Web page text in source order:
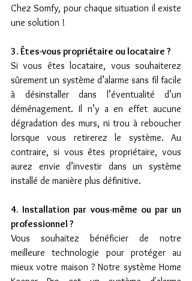
Chez Somfy, pour chaque situation il existe
une solution !
3. Êtes-vous propriétaire ou locataire ?
Si vous êtes locataire, vous souhaiterez
sûrement un système d’alarme sans fil facile
à désinstaller dans l’éventualité d’un
déménagement. Il n’y a en effet aucune
dégradation des murs, ni trou à reboucher
lorsque vous retirerez le système. Au
contraire, si vous êtes propriétaire, vous
aurez envie d’investir dans un système
installé de manière plus définitive.
4. Installation par vous-même ou par un
professionnel ?
Vous souhaitez bénéficier de notre
meilleure technologie pour protéger au
mieux votre maison ? Notre système Home